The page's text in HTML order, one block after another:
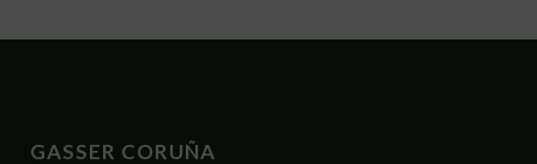
GASSER CORUÑA